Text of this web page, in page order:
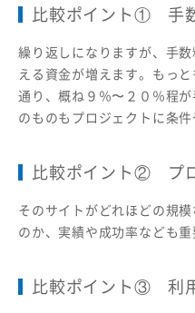
比較ポイント① 手
繰り返しになりますが、手
える資金が増えます。もっ
通り、概ね９％〜２０％程
のものもプロジェクトに条件
比較ポイント② プ
そのサイトがどれほどの規
のか、実績や成功率なども
比較ポイント③ 利